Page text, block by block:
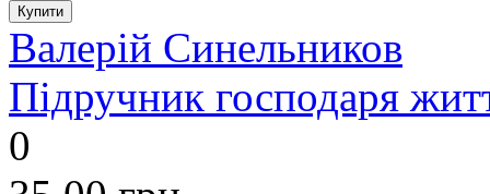
Валерій Синельников
Підручник господаря
0